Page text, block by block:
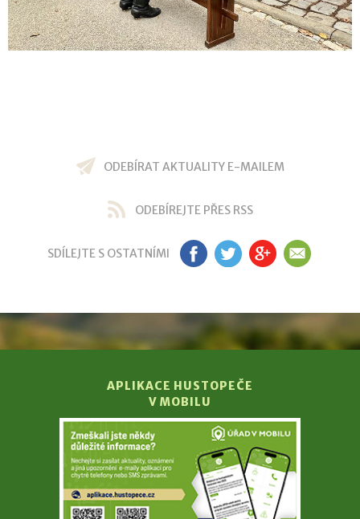
ODEBÍRAT AKTUALITY E-MAILEM
ODEBÍREJTE PŘES RSS
SDÍLEJTE S OSTATNÍMI FB TW GP EM
APLIKACE HUSTOPEČE
V MOBILU